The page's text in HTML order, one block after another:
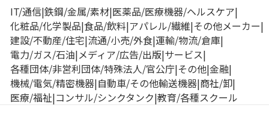
IT/通信 鉄鋼/金属/素材 医薬品/医療機器/ヘルスケア
化粧品/化学製品 食品/飲料 アパレル/繊維 その他メーカー
建設/不動産/住宅 流通/小売/外食 運輸/物流/倉庫
電力/ガス/石油 メディア/広告/出版 サービス
各種団体/非営利団体/特殊法人/官公庁 その他 金融
機械/電気/精密機器 自動車/その他輸送機器 商社/卸
医療/福祉 コンサル/シンクタンク 教育/各種スクール